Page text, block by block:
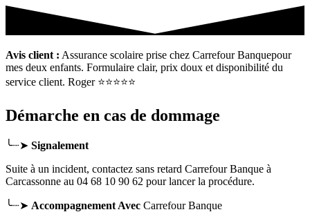
Avis client : Assurance scolaire prise chez Carrefour Banquepour
mes deux enfants. Formulaire clair, prix doux et disponibilité du
service client. Roger ⭐⭐⭐⭐⭐
Démarche en cas de dommage
╰┈➤ Signalement
Suite à un incident, contactez sans retard Carrefour Banque à
Carcassonne au 04 68 10 90 62 pour lancer la procédure.
╰┈➤ Accompagnement Avec Carrefour Banque